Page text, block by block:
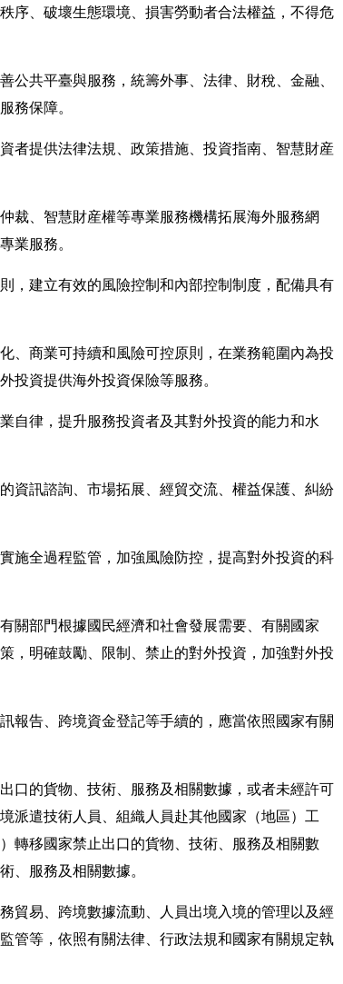
序、破壞生態環境、損害勞動者合法權益，不得危
共平臺與服務，統籌外事、法律、財稅、金融、
務保障。
提供法律法規、政策措施、投資指南、智慧財産
裁、智慧財産權等專業服務機構拓展海外服務網
業服務。
建立有效的風險控制和內部控制制度，配備具有
、商業可持續和風險可控原則，在業務範圍內為投
投資提供海外投資保險等服務。
自律，提升服務投資者及其對外投資的能力和水
訊諮詢、市場拓展、經貿交流、權益保護、糾紛
施全過程監管，加強風險防控，提高對外投資的科
關部門根據國民經濟和社會發展需要、有關國家
，明確鼓勵、限制、禁止的對外投資，加強對外投
報告、跨境資金登記等手續的，應當依照國家有關
口的貨物、技術、服務及相關數據，或者未經許可
派遣技術人員、組織人員赴其他國家（地區）工
轉移國家禁止出口的貨物、技術、服務及相關數
、服務及相關數據。
貿易、跨境數據流動、人員出境入境的管理以及經
管等，依照有關法律、行政法規和國家有關規定執